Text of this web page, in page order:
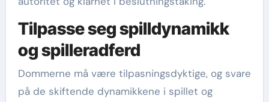
Tilpasse seg spilldynamikk
og spilleradferd
Dommerne må være tilpasningsdyktige, og svare
på de skiftende dynamikkene i spillet og